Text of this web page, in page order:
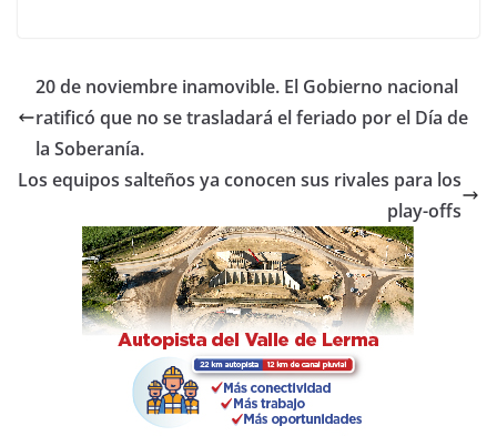
e
b
o
o
k
er s
A
p
p
ar
20 de noviembre inamovible. El Gobierno nacional
ratificó que no se trasladará el feriado por el Día de
la Soberanía.
Los equipos salteños ya conocen sus rivales para los
play-offs